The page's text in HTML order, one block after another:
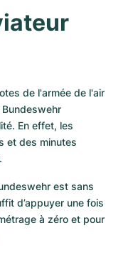
de l'armée de l'air
Bundeswehr
En effet, les
et des minutes
est sans
d’appuyer une fois
à zéro et pour